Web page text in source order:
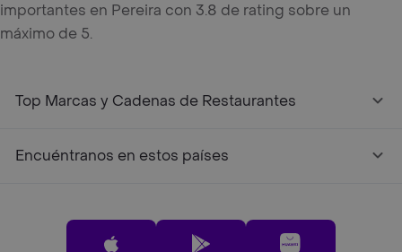
importantes en Pereira con 3.8 de rating sobre un
máximo de 5.
Top Marcas y Cadenas de Restaurantes
Encuéntranos en estos países